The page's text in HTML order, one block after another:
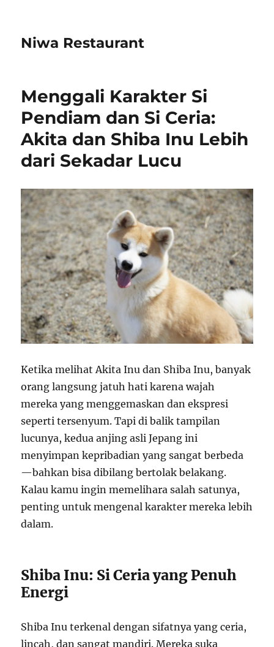
Niwa Restaurant
Menggali Karakter Si
Pendiam dan Si Ceria:
Akita dan Shiba Inu Lebih
dari Sekadar Lucu
Ketika melihat Akita Inu dan Shiba Inu, banyak
orang langsung jatuh hati karena wajah
mereka yang menggemaskan dan ekspresi
seperti tersenyum. Tapi di balik tampilan
lucunya, kedua anjing asli Jepang ini
menyimpan kepribadian yang sangat berbeda
—bahkan bisa dibilang bertolak belakang.
Kalau kamu ingin memelihara salah satunya,
penting untuk mengenal karakter mereka lebih
dalam.
Shiba Inu: Si Ceria yang Penuh
Energi
Shiba Inu terkenal dengan sifatnya yang ceria,
lincah, dan sangat mandiri. Mereka suka